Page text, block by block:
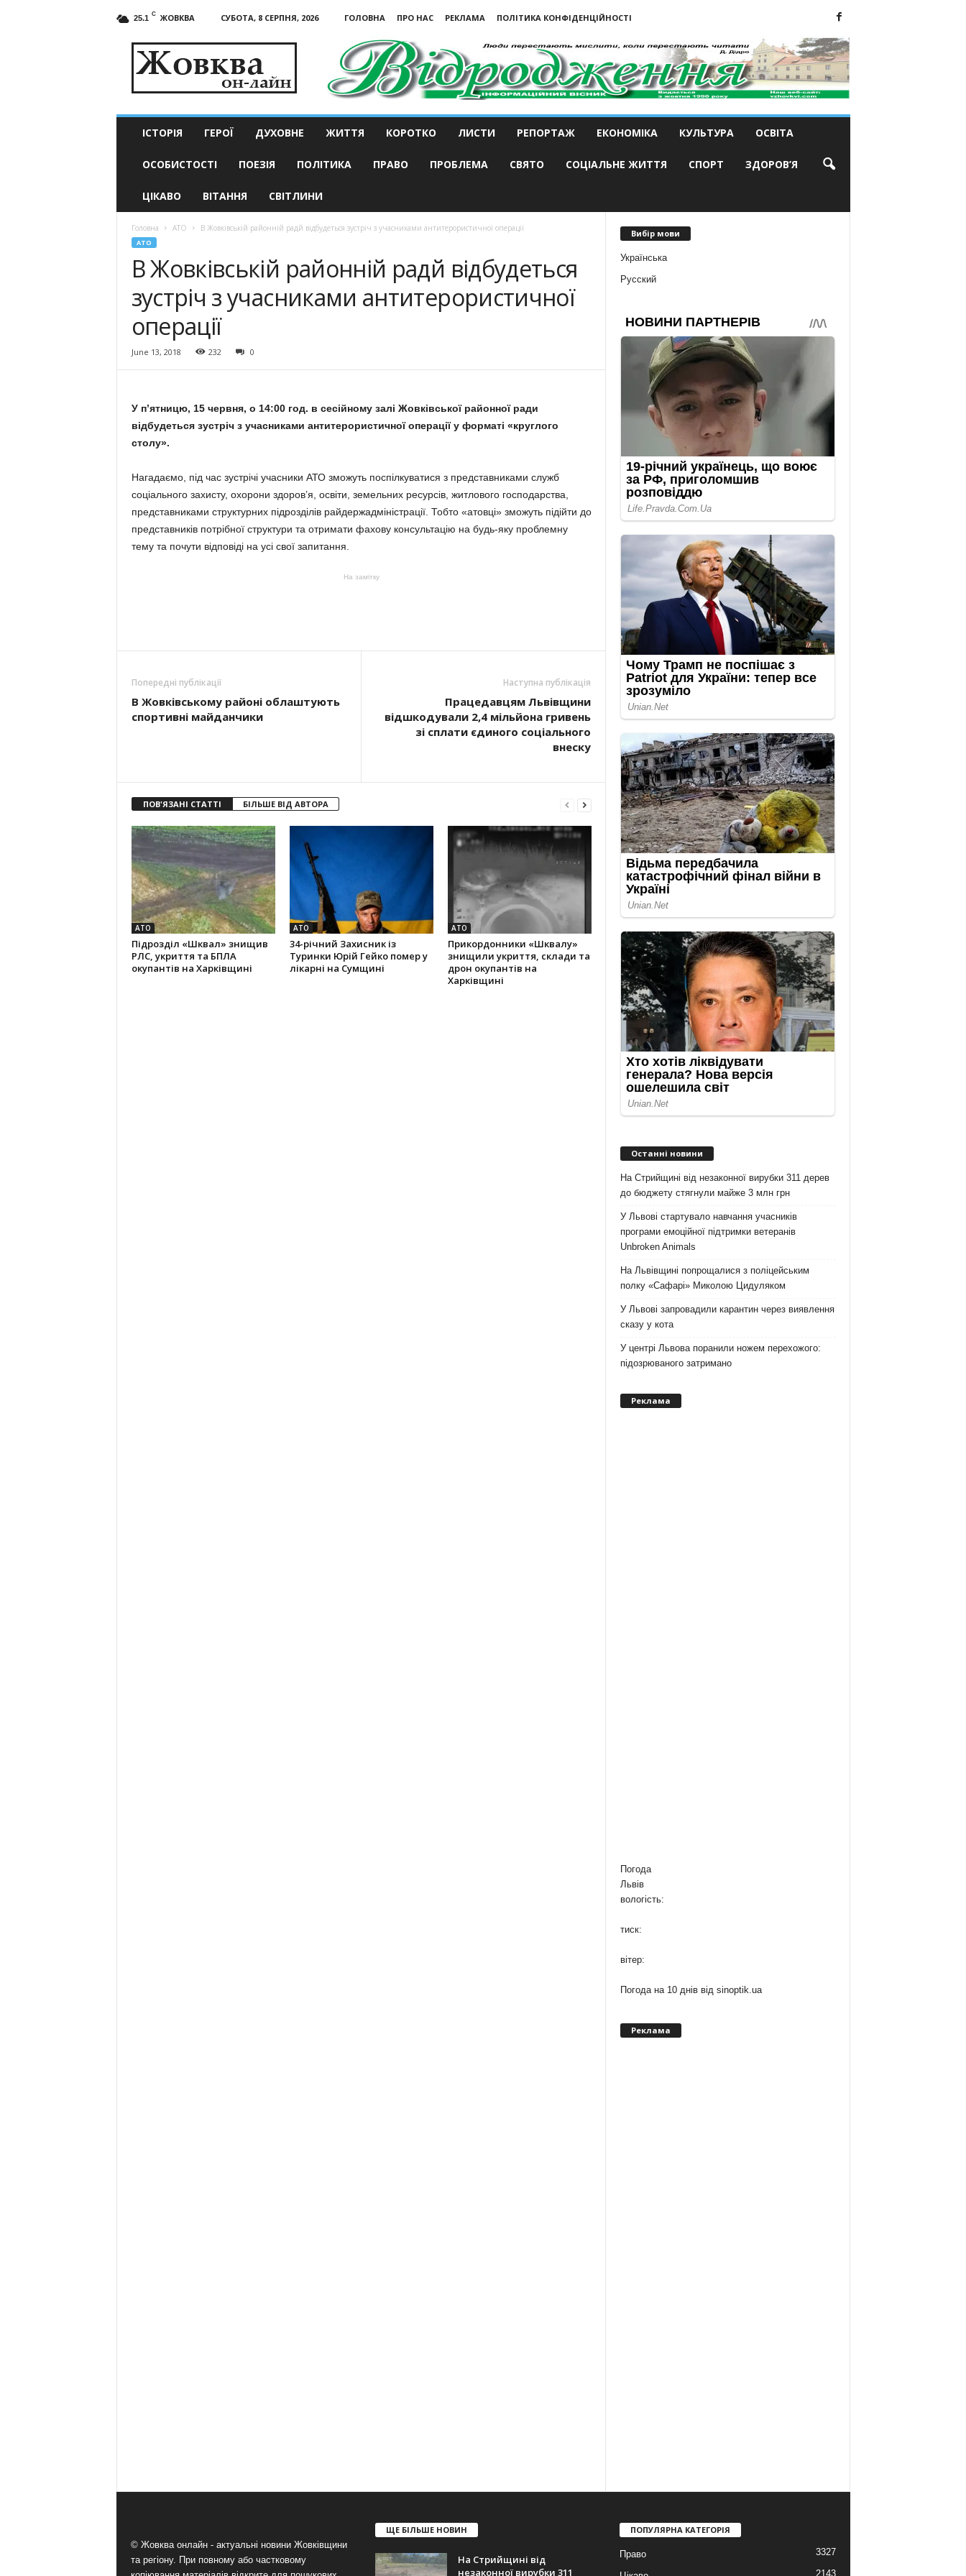
25.1 C ЖОВКВА СУБОТА, 8 СЕРПНЯ, 2026 ГОЛОВНА ПРО НАС РЕКЛАМА
ПОЛІТИКА КОНФІДЕНЦІЙНОСТІ
актуальні
ІСТОРІЯ ГЕРОЇ ДУХОВНЕ ЖИТТЯ КОРОТКО ЛИСТИ РЕПОРТАЖ ЕКОНОМІКА КУЛЬТУРА ОСВІТА
ОСОБИСТОСТІ ПОЕЗІЯ ПОЛІТИКА ПРАВО ПРОБЛЕМА СВЯТО СОЦІАЛЬНЕ ЖИТТЯ СПОРТ ЗДОРОВ’Я
ЦІКАВО ВІТАННЯ СВІТЛИНИ
Головна АТО В Жовківській районній радй відбудеться зустріч з учасниками антитерористичної операції
АТО
В Жовківській районній радй відбудеться
зустріч з учасниками антитерористичної
операції
June 13, 2018 232 0
У п’ятницю, 15 червня, о 14:00 год. в сесійному залі Жовківської районної ради
відбудеться зустріч з учасниками антитерористичної операції у форматі «круглого
столу».
Нагадаємо, під час зустрічі учасники АТО зможуть поспілкуватися з представниками служб
соціального захисту, охорони здоров’я, освіти, земельних ресурсів, житлового господарства,
представниками структурних підрозділів райдержадміністрації. Тобто «атовці» зможуть підійти до
представників потрібної структури та отримати фахову консультацію на будь-яку проблемну
тему та почути відповіді на усі свої запитання.
На замітку
Попередні публікації
В Жовківському районі облаштують
спортивні майданчики
Наступна публікація
Працедавцям Львівщини
відшкодували 2,4 мільйона гривень
зі сплати єдиного соціального
внеску
ПОВ'ЯЗАНІ СТАТТІ БІЛЬШЕ ВІД АВТОРА
АТО
Підрозділ «Шквал» знищив
РЛС, укриття та БПЛА
окупантів на Харківщині
АТО
34-річний Захисник із
Туринки Юрій Гейко помер у
лікарні на Сумщині
АТО
Прикордонники «Шквалу»
знищили укриття, склади та
дрон окупантів на
Харківщині
Вибір мови
Українська
Русский
Останні новини
На Стрийщині від незаконної вирубки 311 дерев
до бюджету стягнули майже 3 млн грн
У Львові стартувало навчання учасників
програми емоційної підтримки ветеранів
Unbroken Animals
На Львівщині попрощалися з поліцейським
полку «Сафарі» Миколою Цидуляком
У Львові запровадили карантин через виявлення
сказу у кота
У центрі Львова поранили ножем перехожого:
підозрюваного затримано
Реклама
Погода
Львів
вологість:
тиск:
вітер:
Погода на 10 днів від sinoptik.ua
Реклама
© Жовква онлайн - актуальні новини Жовківщини
та регіону. При повному або частковому
ЩЕ БІЛЬШЕ НОВИН
На Стрийщині від
незаконної вирубки 311
ПОПУЛЯРНА КАТЕГОРІЯ
Право 3327
2143